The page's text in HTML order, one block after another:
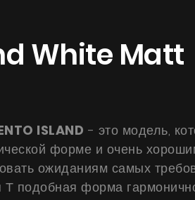
поддержка
Советы
Сервис
White Matt
ISLAND - это модель,
форме и очень
ожиданиям самых
Т подобная форма